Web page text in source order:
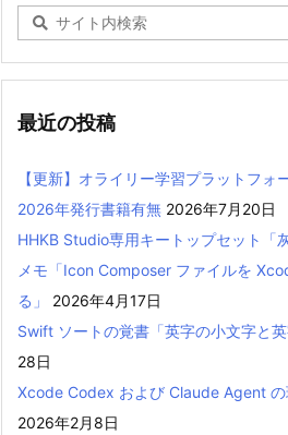
最近の投稿
【更新】オライリー学習プラットフォ
2026年発行書籍有無 2026年7月20日
HHKB Studio専用キートップセット「
メモ「Icon Composer ファイルを
る」
2026年4月17日
Swift ソートの覚書「英字の小文字と英
28日
Xcode Codex および Claude Agent の
2026年2月8日